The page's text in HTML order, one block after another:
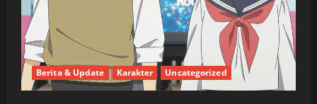
Berita & Update Karakter Uncategorized